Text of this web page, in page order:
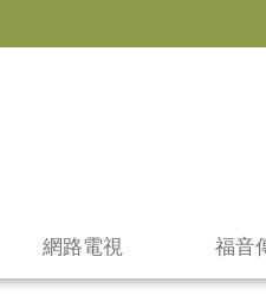
網路電視 福音